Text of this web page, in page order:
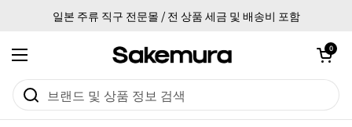
일본 주류 직구 전문몰 / 전 상품 세금 및 배송비 포함
메뉴 열기
카트 열기
0